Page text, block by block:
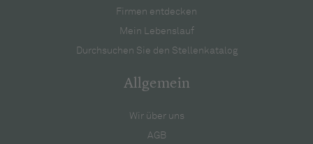
Firmen entdecken
Mein Lebenslauf
Durchsuchen Sie den Stellenkatalog
Allgemein
Wir über uns
AGB